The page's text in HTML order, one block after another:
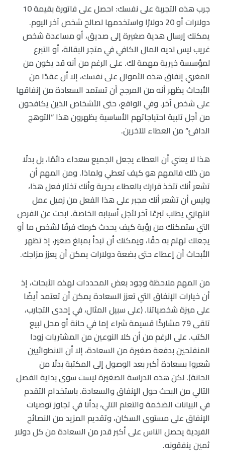
جرب هذه التجربة على نفسك: احصل على فاتورة بقيمة 10
دولارات أو 20 دولارًا واستخدمها لصالح شخص آخر اليوم.
يمكنك إرسال هدية صغيرة إلى صديق، أو مساعدة شخص
غريب ليس لديه المال الكافي في متجر البقالة، أو التبرع
لمؤسسة خيرية مهمة لك. على الرغم من أنه قد يكون من
المغري إنفاق هذه الأموال على نفسك، إلا أن عقدًا من
الأبحاث يظهر أنه من المرجح أن تستمد السعادة من إنفاقها
على شخص آخر. وفي الواقع، حتى الأشخاص الذين يكافحون
من أجل تلبية احتياجاتهم الأساسية يظهرون هذا “التوهج
الدافئ” من العطاء للآخرين.
هذا لا يعني أن العطاء يجعل الجميع سعداء دائمًا، بل بدلًا
من ذلك فالمهم هو كيف تعطي ولماذا. ومن المهم أن
تشعر أنك تتخذ قرارك بالعطاء بحرية وأنك تختار فعل هذا،
وليس أن تشعر أنك مجبر على هذا الفعل من زميل عمل
انتهازي يطلب تبرعًا آخر لأجل أسبابه الخاصة. ابحث عن الفرص
التي ستمكنك من رؤية كيف يحدث كرمك فرقًا لشخص ما أو
يجعلك تهتم به حقًا، ويمكنك أن تبدأ بمبلغ صغير، إذ تظهر
الأبحاث أن إعطاء حتى بضعة دولارات يمكن أن يعزز مزاجك.
من المهم ملاحظة وجود بعض المحددات لهذه الأبحاث، إذ
أن خيارات الإنفاق التي تعزز السعادة يمكن أن تعتمد أيضًا
على ميزة شخصياتنا. (على سبيل المثال، في إحدى التجارب،
تلقى 79 مشاركًا قسيمة شراء إما في حانة أو محل لبيع
الكتب. على الرغم من أن كلا النوعين من المشتريات زودا
المنفتحين بدفعة صغيرة من السعادة، إلا أن الانطوائيين
شعروا بسعادة أكبر بعد الوصول إلى المكتبة بدلًا من
الحانة). لكن هذه الدراسة الصغيرة ليست سوى بداية الفصل
التالي من البحث حول الإنفاق والسعادة. باستخدام التقدم
في البيانات الضخمة والتعلم الآلي، بدأنا في تجاوز توصيات
الإنفاق على مستوى السكان، وتقديم المزيد من النصائح
الفردية يحصل الناس على أكبر قدر من السعادة من كل دولار
ثمين ينفقونه.